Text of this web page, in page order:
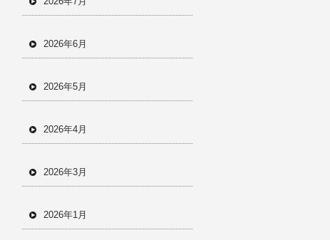
2026年6月
2026年5月
2026年4月
2026年3月
2026年1月